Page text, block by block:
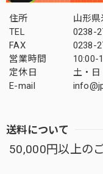
住所
山形
TEL
0238-
FAX
0238-
営業時間
10:00-
定休日
土・日
E-mail
送料について
50,000円以上の